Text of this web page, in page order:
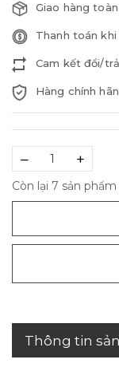
Giao hàng
Thanh toán khi
Cam kết đổi/
Hàng chính
– +
Còn lại 7 sản
Thông tin